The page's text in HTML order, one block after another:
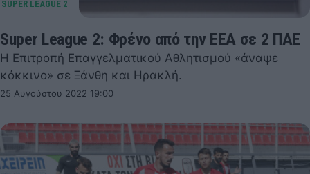
Super League 2: Φρένο από την ΕΕΑ σε 2 ΠΑΕ
Η Επιτροπή Επαγγελματικού Αθλητισμού «άναψε
κόκκινο» σε Ξάνθη και Ηρακλή.
25 Αυγούστου 2022 19:00